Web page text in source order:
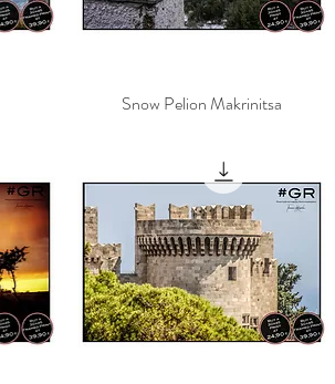
Γρήγορη προβολή
Snow Pelion Makrinitsa